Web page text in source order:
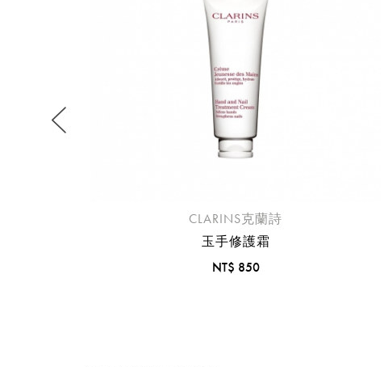
不同機
CLARINS克蘭詩
玉手修護霜
NT$ 850